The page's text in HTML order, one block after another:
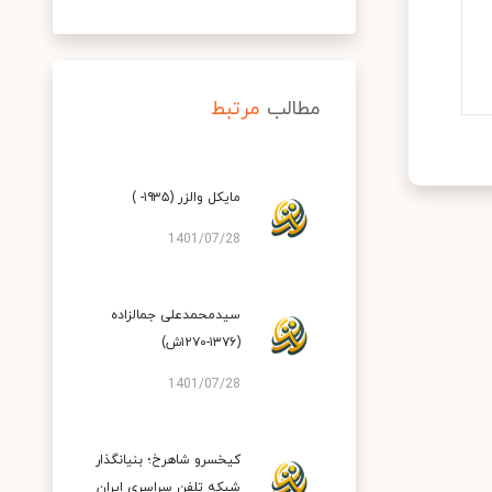
مطالب مرتبط
مایکل والزر (۱۹۳۵- )
1401/07/28
سیدمحمدعلی‌ جمالزاده‌
(۱۳۷۶-۱۲۷۰ش)
1401/07/28
کیخسرو شاهرخ؛ بنیانگذار
شبکه تلفن سراسری ایران